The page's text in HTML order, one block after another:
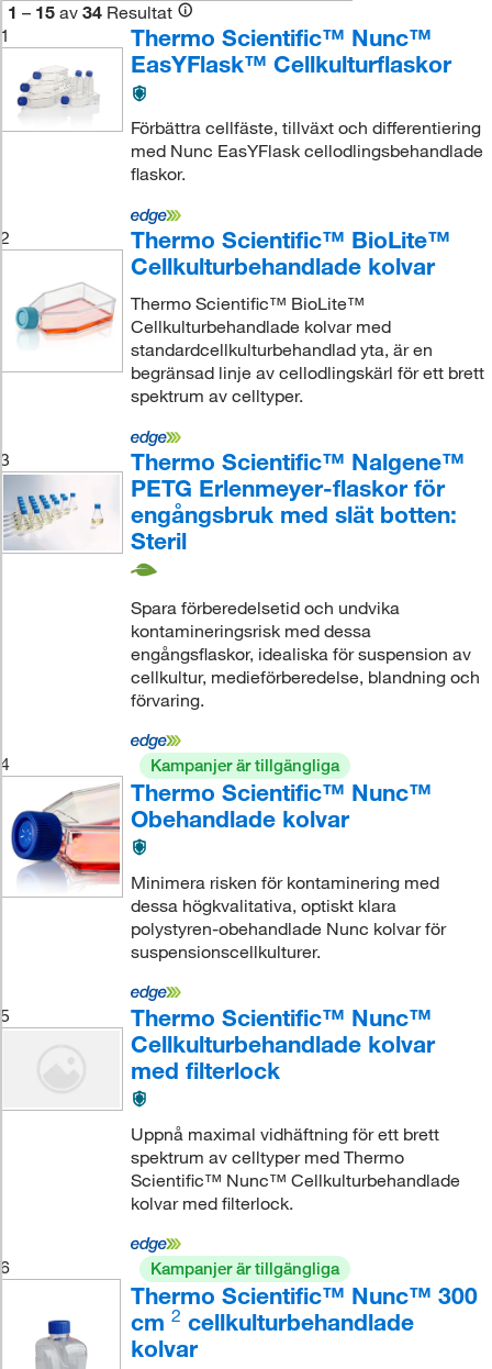
1 – 15 av 34 Resultat
1
Thermo Scientific™ Nunc™
EasYFlask™ Cellkulturflaskor
Förbättra cellfäste, tillväxt och differentiering
med Nunc EasYFlask cellodlingsbehandlade
flaskor.
2
Thermo Scientific™ BioLite™
Cellkulturbehandlade kolvar
Thermo Scientific™ BioLite™
Cellkulturbehandlade kolvar med
standardcellkulturbehandlad yta, är en
begränsad linje av cellodlingskärl för ett brett
spektrum av celltyper.
3
Thermo Scientific™ Nalgene™
PETG Erlenmeyer-flaskor för
engångsbruk med slät botten:
Steril
Spara förberedelsetid och undvika
kontamineringsrisk med dessa
engångsflaskor, idealiska för suspension av
cellkultur, medieförberedelse, blandning och
förvaring.
4 Kampanjer är tillgängliga
Thermo Scientific™ Nunc™
Obehandlade kolvar
Minimera risken för kontaminering med
dessa högkvalitativa, optiskt klara
polystyren-obehandlade Nunc kolvar för
suspensionscellkulturer.
5
Thermo Scientific™ Nunc™
Cellkulturbehandlade kolvar
med filterlock
Uppnå maximal vidhäftning för ett brett
spektrum av celltyper med Thermo
Scientific™ Nunc™ Cellkulturbehandlade
kolvar med filterlock.
6 Kampanjer är tillgängliga
Thermo Scientific™ Nunc™ 300
cm 2 cellkulturbehandlade
kolvar